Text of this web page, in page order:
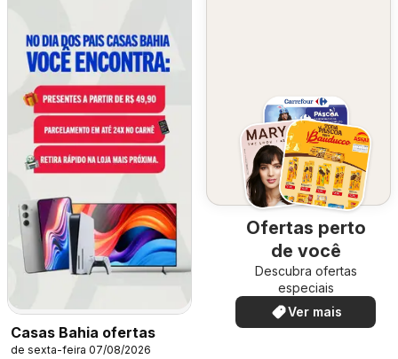
Casas Bahia ofertas
de sexta-feira 07/08/2026
Ofertas perto
de você
Descubra ofertas
especiais
Ver mais